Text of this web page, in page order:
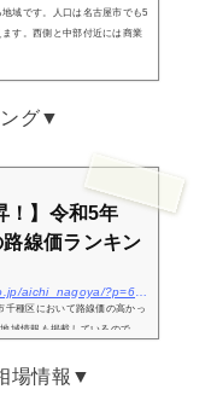
域です。人口は名古屋市でも5
す。西側と中部付近には商業
グ▼
！】令和5年
線価ランキン
千種区において路線価の高かっ
域情報も掲載しているので、
場情報▼